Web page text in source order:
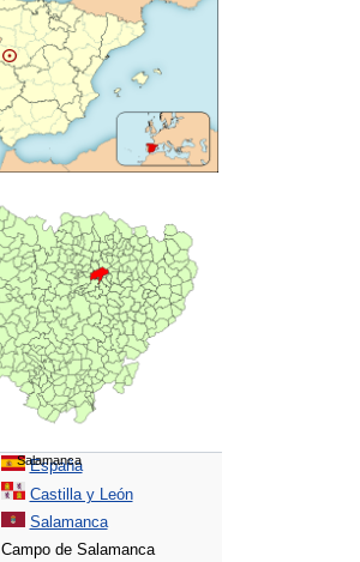
Salamanca
España
Castilla y León
Salamanca
Campo de Salamanca